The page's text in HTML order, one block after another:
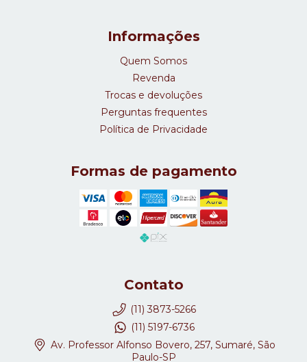
Informações
Quem Somos
Revenda
Trocas e devoluções
Perguntas frequentes
Política de Privacidade
Formas de pagamento
Contato
(11) 3873-5266
(11) 5197-6736
Av. Professor Alfonso Bovero, 257, Sumaré, São
Paulo-SP